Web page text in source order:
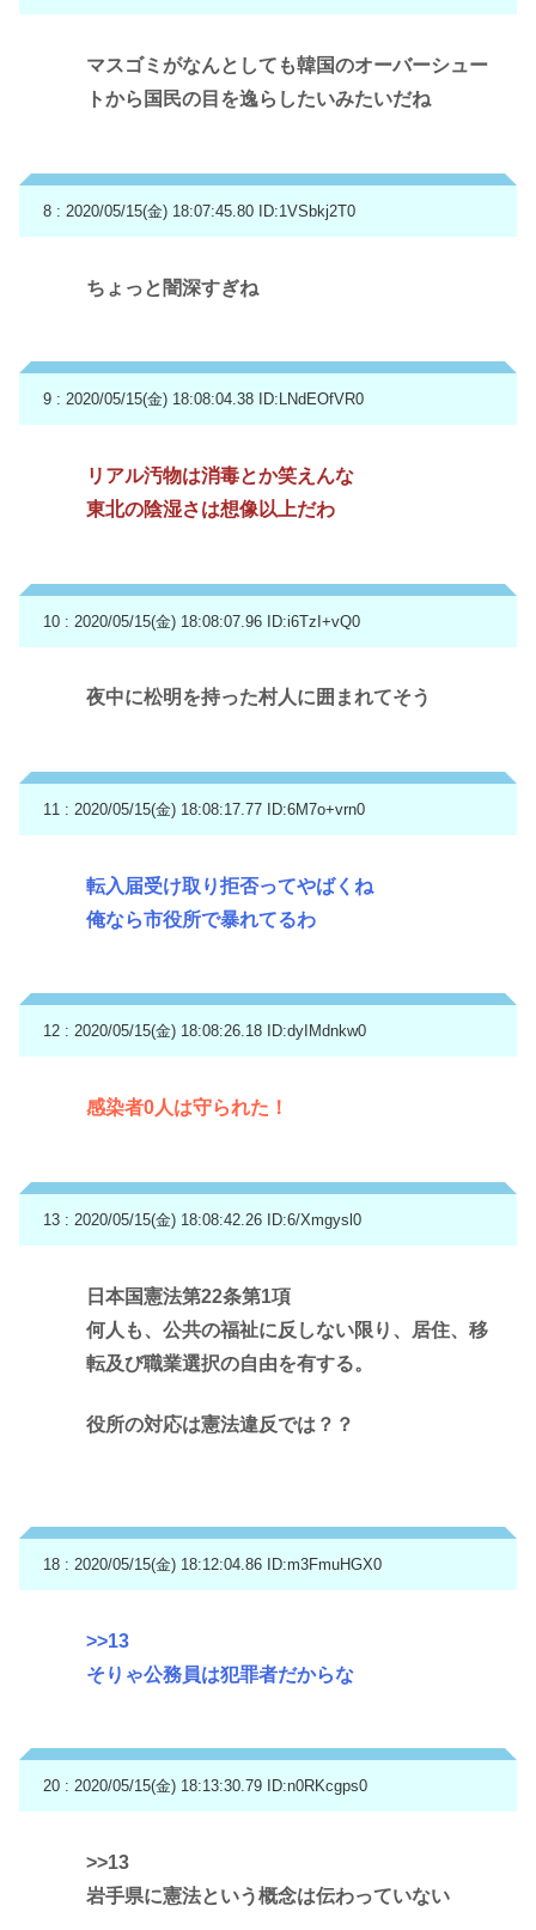
マスゴミがなんとしても韓国のオーバーシュー
トから国民の目を逸らしたいみたいだね
8 : 2020/05/15(金) 18:07:45.80 ID:1VSbkj2T0
ちょっと闇深すぎね
9 : 2020/05/15(金) 18:08:04.38 ID:LNdEOfVR0
リアル汚物は消毒とか笑えんな
東北の陰湿さは想像以上だわ
10 : 2020/05/15(金) 18:08:07.96 ID:i6TzI+vQ0
夜中に松明を持った村人に囲まれてそう
11 : 2020/05/15(金) 18:08:17.77 ID:6M7o+vrn0
転入届受け取り拒否ってやばくね
俺なら市役所で暴れてるわ
12 : 2020/05/15(金) 18:08:26.18 ID:dyIMdnkw0
感染者0人は守られた！
13 : 2020/05/15(金) 18:08:42.26 ID:6/Xmgysl0
日本国憲法第22条第1項
何人も、公共の福祉に反しない限り、居住、移
転及び職業選択の自由を有する。
役所の対応は憲法違反では？？
18 : 2020/05/15(金) 18:12:04.86 ID:m3FmuHGX0
>>13
そりゃ公務員は犯罪者だからな
20 : 2020/05/15(金) 18:13:30.79 ID:n0RKcgps0
>>13
岩手県に憲法という概念は伝わっていない